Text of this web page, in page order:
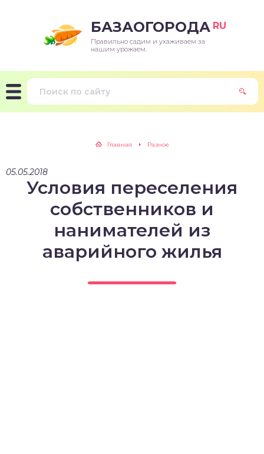
БАЗАОГОРОДА RU
Правильно садим и ухаживаем за
нашим урожаем.
Главная Разное
05.05.2018
Условия переселения
собственников и
нанимателей из
аварийного жилья